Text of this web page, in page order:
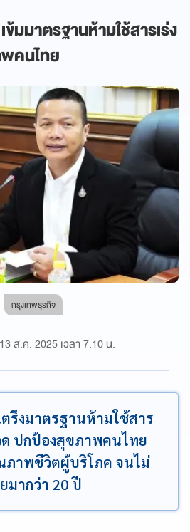
มมาตรฐานห้ามใช้สารเร่ง
คนไทย
กรุงเทพธุรกิจ
13 ส.ค. 2025 เวลา 7:10 น.
รึงมาตรฐานห้ามใช้สาร
ด ปกป้องสุขภาพคนไทย
าพชีวิตผู้บริโภค จนไม่
มากว่า 20 ปี